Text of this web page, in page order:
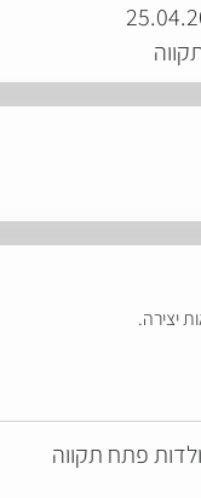
יצירה.
פתח תקווה